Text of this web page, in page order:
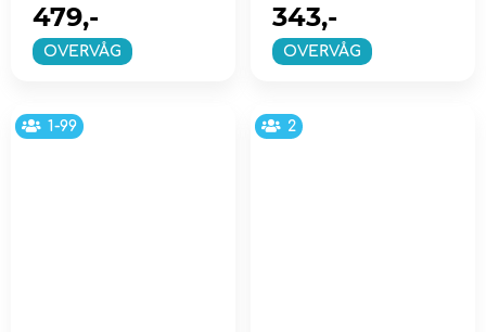
OVERVÅG
479,-
OVERVÅG
343,-
1-99 2